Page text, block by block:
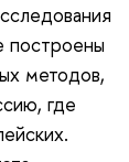
построены
методов,
где